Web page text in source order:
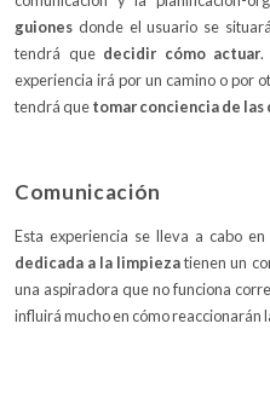
guiones donde el usuario se
tendrá que decidir cómo actuar.
experiencia irá por un camino o por
tendrá quetomar conciencia de las
Comunicación
Esta experiencia se lleva a cabo en
dedicada a la limpiezatienen un
una aspiradora que no funciona
influirá mucho en cómo reaccionarán